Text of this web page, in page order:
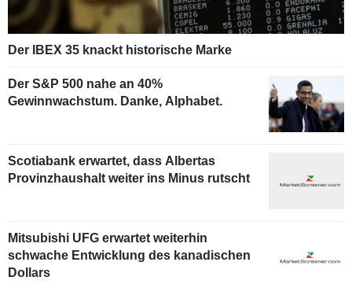
Der IBEX 35 knackt historische Marke
Der S&P 500 nahe an 40%
Gewinnwachstum. Danke, Alphabet.
Scotiabank erwartet, dass Albertas
Provinzhaushalt weiter ins Minus rutscht
Mitsubishi UFG erwartet weiterhin
schwache Entwicklung des kanadischen
Dollars